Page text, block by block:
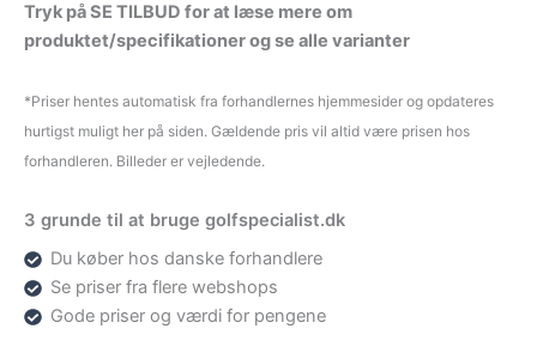
Tryk på SE TILBUD for at læse mere om
produktet/specifikationer og se alle varianter
*Priser hentes automatisk fra forhandlernes hjemmesider og opdateres
hurtigst muligt her på siden. Gældende pris vil altid være prisen hos
forhandleren. Billeder er vejledende.
3 grunde til at bruge golfspecialist.dk
Du køber hos danske forhandlere
Se priser fra flere webshops
Gode priser og værdi for pengene